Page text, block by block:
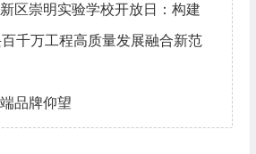
区崇明实验学校开放日：构建
千万工程高质量发展融合新范
品牌仰望